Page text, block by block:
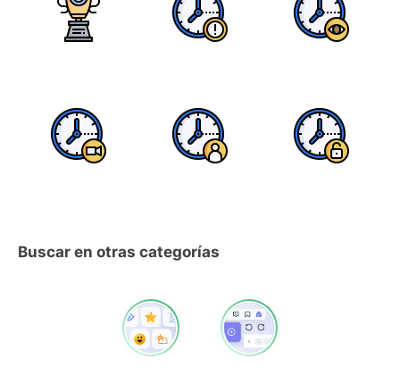
Buscar en otras categorías